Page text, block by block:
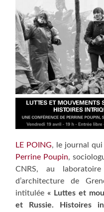
LE POING, le journal
Perrine Poupin,
CNRS, au laboratoire
d’architecture de
intitulée« Luttes et
et Russie. Histoires